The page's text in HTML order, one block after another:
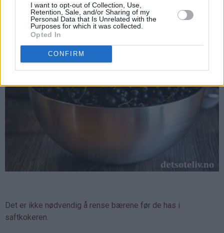
I want to opt-out of Collection, Use,
Retention, Sale, and/or Sharing of my
Personal Data that Is Unrelated with the
Purposes for which it was collected.
Opted In
CONFIRM
Det er ikke nødvendig å rense bærene før de has i
saftkokeren.